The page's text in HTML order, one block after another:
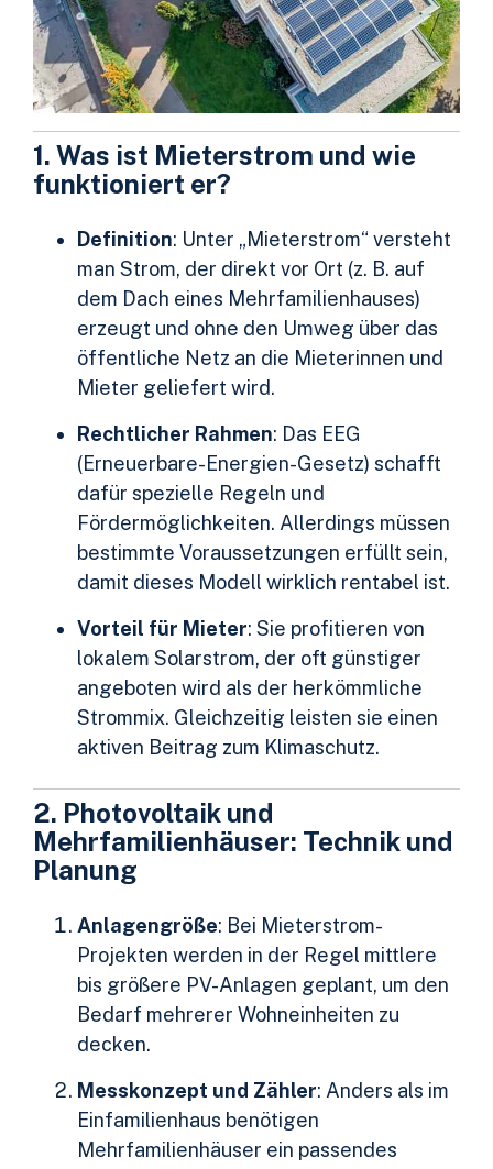
1. Was ist Mieterstrom und wie
funktioniert er?
Definition: Unter „Mieterstrom“ versteht
man Strom, der direkt vor Ort (z. B. auf
dem Dach eines Mehrfamilienhauses)
erzeugt und ohne den Umweg über das
öffentliche Netz an die Mieterinnen und
Mieter geliefert wird.
Rechtlicher Rahmen: Das EEG
(Erneuerbare-Energien-Gesetz) schafft
dafür spezielle Regeln und
Fördermöglichkeiten. Allerdings müssen
bestimmte Voraussetzungen erfüllt sein,
damit dieses Modell wirklich rentabel ist.
Vorteil für Mieter: Sie profitieren von
lokalem Solarstrom, der oft günstiger
angeboten wird als der herkömmliche
Strommix. Gleichzeitig leisten sie einen
aktiven Beitrag zum Klimaschutz.
2. Photovoltaik und
Mehrfamilienhäuser: Technik und
Planung
Anlagengröße: Bei Mieterstrom-
Projekten werden in der Regel mittlere
bis größere PV-Anlagen geplant, um den
Bedarf mehrerer Wohneinheiten zu
decken.
Messkonzept und Zähler: Anders als im
Einfamilienhaus benötigen
Mehrfamilienhäuser ein passendes